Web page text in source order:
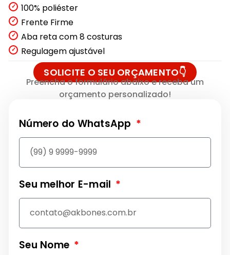
100% poliéster
Frente Firme
Aba reta com 8 costuras
Regulagem ajustável
SOLICITE O SEU ORÇAMENTO👇
Preencha o formulário abaixo e receba um
orçamento personalizado!
Número do WhatsApp
Seu melhor E-mail
Seu Nome